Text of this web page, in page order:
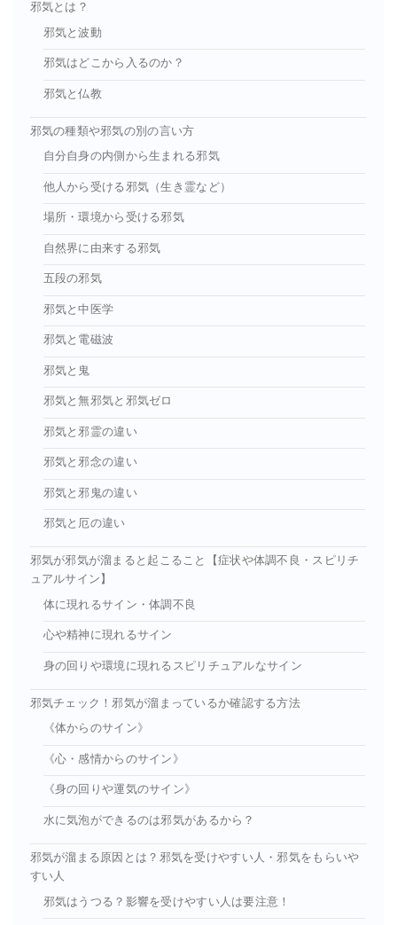
邪気とは？
邪気と波動
邪気はどこから入るのか？
邪気と仏教
邪気の種類や邪気の別の言い方
自分自身の内側から生まれる邪気
他人から受ける邪気（生き霊など）
場所・環境から受ける邪気
自然界に由来する邪気
五段の邪気
邪気と中医学
邪気と電磁波
邪気と鬼
邪気と無邪気と邪気ゼロ
邪気と邪霊の違い
邪気と邪念の違い
邪気と邪鬼の違い
邪気と厄の違い
邪気が邪気が溜まると起こること【症状や体調不良・スピリチ
ュアルサイン】
体に現れるサイン・体調不良
心や精神に現れるサイン
身の回りや環境に現れるスピリチュアルなサイン
邪気チェック！邪気が溜まっているか確認する方法
《体からのサイン》
《心・感情からのサイン》
《身の回りや運気のサイン》
水に気泡ができるのは邪気があるから？
邪気が溜まる原因とは？邪気を受けやすい人・邪気をもらいや
すい人
邪気はうつる？影響を受けやすい人は要注意！